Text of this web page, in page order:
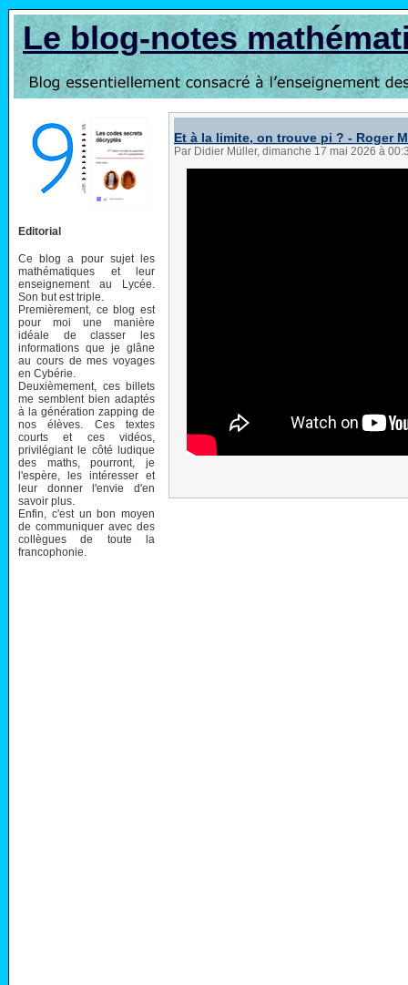
Le blog-notes
Editorial
Ce blog a pour sujet les
mathématiques et leur
enseignement au Lycée.
Son but est triple.
Premièrement, ce blog est
pour moi une manière
idéale de classer les
informations que je glâne
au cours de mes voyages
en Cybérie.
Deuxièmement, ces billets
me semblent bien adaptés
à la génération zapping de
nos élèves. Ces textes
courts et ces vidéos,
privilégiant le côté ludique
des maths, pourront, je
l'espère, les intéresser et
leur donner l'envie d'en
savoir plus.
Enfin, c'est un bon moyen
de communiquer avec des
collègues de toute la
francophonie.
Et à la limite, on trouve pi ? - Roger
Par Didier Müller, dimanche 17 mai 2026 à